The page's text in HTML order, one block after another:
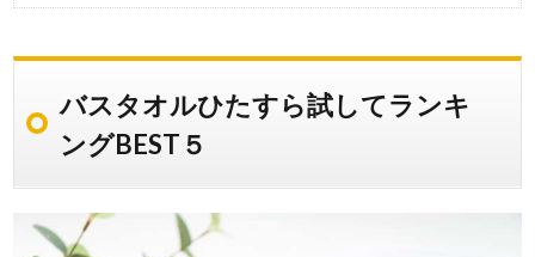
バスタオルひたすら試してランキ
ングBEST５